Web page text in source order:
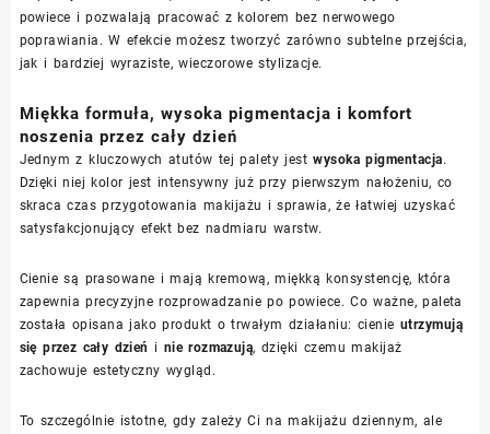
powiece i pozwalają pracować z kolorem bez nerwowego
poprawiania. W efekcie możesz tworzyć zarówno subtelne przejścia,
jak i bardziej wyraziste, wieczorowe stylizacje.
Miękka formuła, wysoka pigmentacja i komfort
noszenia przez cały dzień
Jednym z kluczowych atutów tej palety jestwysoka pigmentacja.
Dzięki niej kolor jest intensywny już przy pierwszym nałożeniu, co
skraca czas przygotowania makijażu i sprawia, że łatwiej uzyskać
satysfakcjonujący efekt bez nadmiaru warstw.
Cienie są prasowane i mają kremową, miękką konsystencję, która
zapewnia precyzyjne rozprowadzanie po powiece. Co ważne, paleta
została opisana jako produkt o trwałym działaniu: cienie utrzymują
się przez cały dzień i nie rozmazują, dzięki czemu makijaż
zachowuje estetyczny wygląd.
To szczególnie istotne, gdy zależy Ci na makijażu dziennym, ale